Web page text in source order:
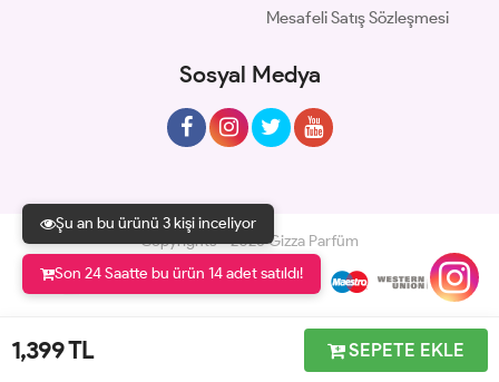
1,399TL SEPETE EKLE
Şu an bu ürünü 3 kişi inceliyor
Son 24 Saatte bu ürün 14 adet satıldı!
Mesafeli Satış Sözleşmesi
Sosyal Medya
Copyrights © 2026 Gizza Parfüm
Geliştir - powered by innovation
Sipariş Takibi İletişim